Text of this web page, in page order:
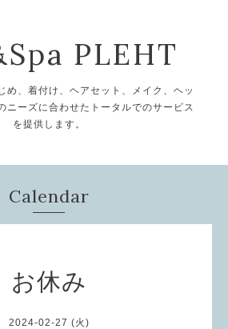
PLEHT
め、着付け、ヘアセット、メイク、ヘッ
ニーズに合わせたトータルでのサービス
を提供します。
Calendar
お休み
2024-02-27 (火)